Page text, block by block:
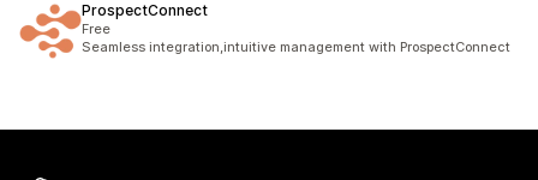
ProspectConnect
Free
Seamless integration,intuitive management with ProspectConnect